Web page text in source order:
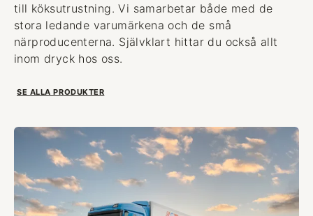
till köksutrustning. Vi samarbetar både med de
stora ledande varumärkena och de små
närproducenterna. Självklart hittar du också allt
inom dryck hos oss.
SE ALLA PRODUKTER